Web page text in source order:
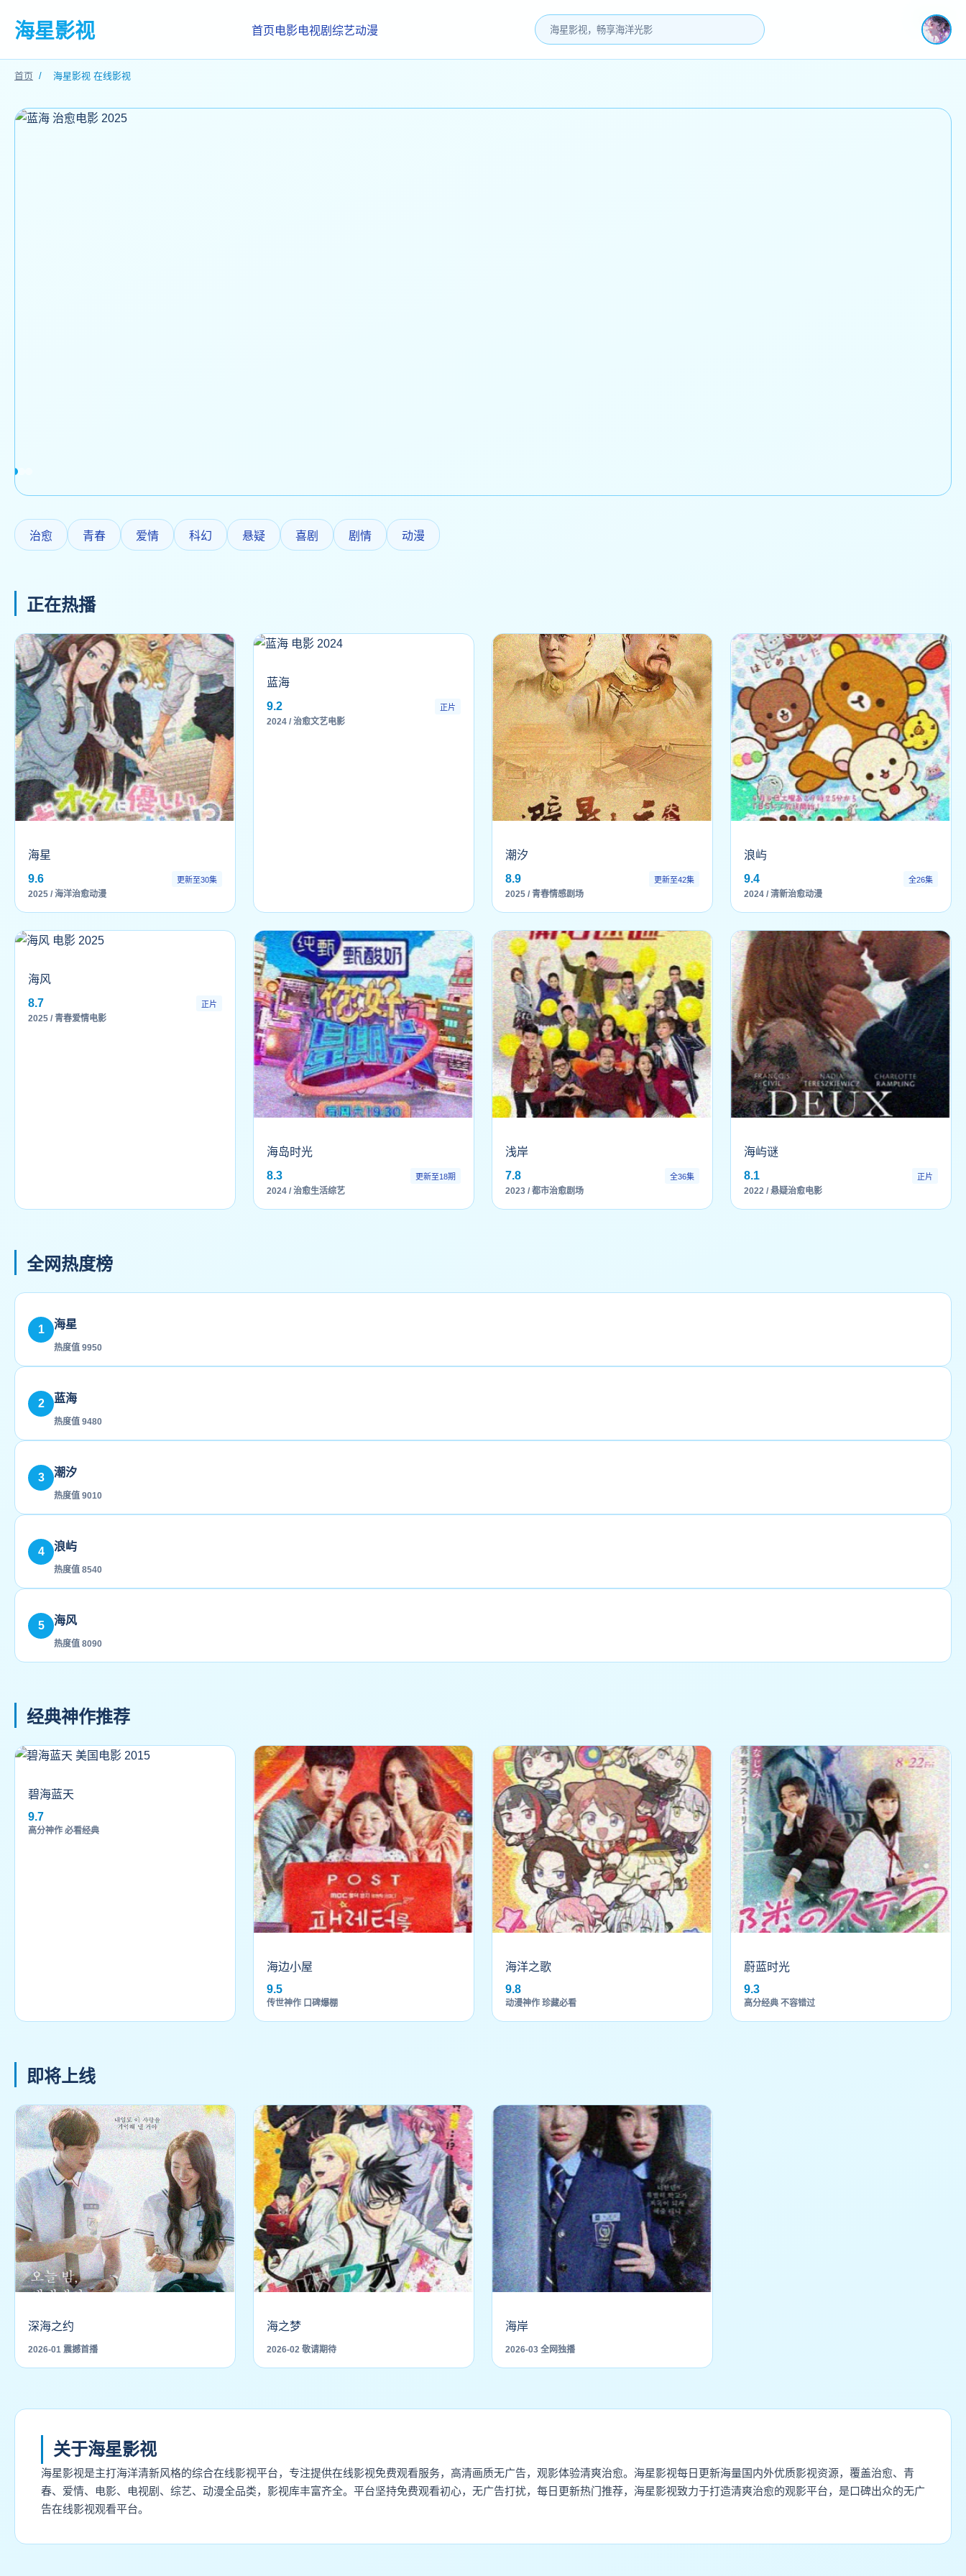
海星影视 首页电影电视剧 综艺动漫
首页 / 海星影视 在线影视
治愈 青春 爱情 科幻 悬疑 喜剧 剧情 动漫
正在热播
海星
9.6
更新至30集
2025 / 海洋治愈动漫
蓝海
9.2
正片
2024 / 治愈文艺电影
潮汐
8.9
更新至42集
2025 / 青春情感剧场
浪屿
9.4
全26集
2024 / 清新治愈动漫
海风
8.7
正片
2025 / 青春爱情电影
海岛时光
8.3
更新至18期
2024 / 治愈生活综艺
浅岸
7.8
全36集
2023 / 都市治愈剧场
海屿谜
8.1
正片
2022 / 悬疑治愈电影
全网热度榜
1 海星
热度值 9950
2 蓝海
热度值 9480
3 潮汐
热度值 9010
4 浪屿
热度值 8540
5 海风
热度值 8090
经典神作推荐
碧海蓝天
9.7
高分神作 必看经典
海边小屋
9.5
传世神作 口碑爆棚
海洋之歌
9.8
动漫神作 珍藏必看
蔚蓝时光
9.3
高分经典 不容错过
即将上线
即将上线
深海之约
2026-01 震撼首播
即将上线
海之梦
2026-02 敬请期待
即将上线
海岸
2026-03 全网独播
关于海星影视
海星影视是主打海洋清新风格的综合在线影视平台，专注提供在线影视免费观看服务，高清画质无广告，观影体验清爽治愈。海星影视每日更新海量国内外优质影视资源，覆盖治愈、青
春、爱情、电影、电视剧、综艺、动漫全品类，影视库丰富齐全。平台坚持免费观看初心，无广告打扰，每日更新热门推荐，海星影视致力于打造清爽治愈的观影平台，是口碑出众的无广
告在线影视观看平台。